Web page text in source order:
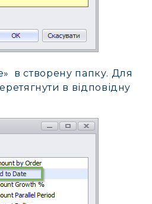
в створену папку. Для
в відповідну